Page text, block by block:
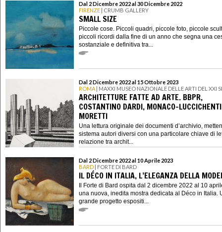
Dal 2 Dicembre 2022 al 30 Dicembre 2022
FIRENZE | CRUMB GALLERY
SMALL SIZE
Piccole cose. Piccoli quadri, piccole foto, piccole
piccoli ricordi dalla fine di un anno che segna una
sostanziale e definitiva tra...
Dal 2 Dicembre 2022 al 15 Ottobre 2023
ROMA | MAXXI MUSEO NAZIONALE DELLE ARTI DEL XXI
ARCHITETTURE FATTE AD ARTE. BBPR,
COSTANTINO DARDI, MONACO-
MORETTI
Una lettura originale dei documenti d’archivio,
sistema autori diversi con una particolare chiave di
relazione tra archit...
Dal 2 Dicembre 2022 al 10 Aprile 2023
BARD | FORTE DI BARD
IL DÉCO IN ITALIA, L’ELEGANZA DELLA
Il Forte di Bard ospita dal 2 dicembre 2022 al 10
una nuova, inedita mostra dedicata al Déco in Italia.
grande progetto espositi...